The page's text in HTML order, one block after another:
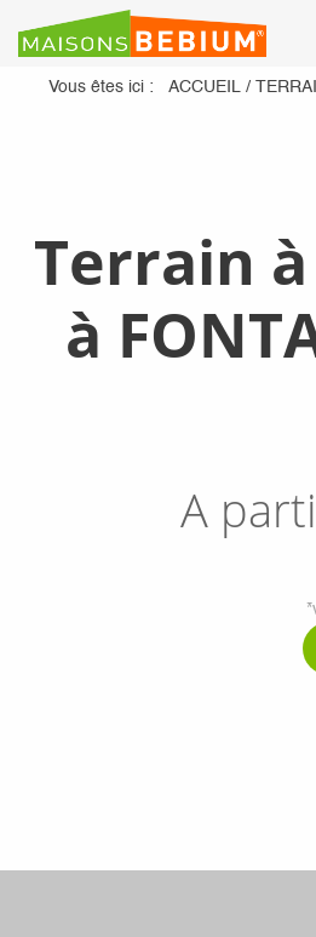
Vous êtes ici : ACCUEIL /
Terrain
à
A